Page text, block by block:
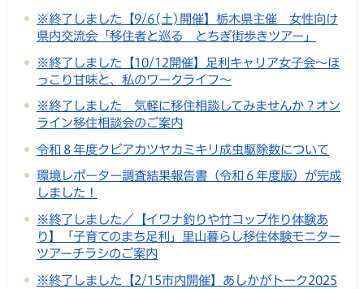
※終了しました【9/6(土)開催】栃木県主催 女性向け
県内交流会「移住者と巡る とちぎ街歩きツアー」
※終了しました【10/12開催】足利キャリア女子会～ほ
っこり甘味と、私のワークライフ～
※終了しました 気軽に移住相談してみませんか？オン
ライン移住相談会のご案内
令和８年度クビアカツヤカミキリ成虫駆除数について
環境レポーター調査結果報告書（令和６年度版）が完成
しました！
※終了しました／【イワナ釣りや竹コップ作り体験あ
り】「子育てのまち足利」里山暮らし移住体験モニター
ツアーチラシのご案内
※終了しました【2/15市内開催】あしかがトーク2025